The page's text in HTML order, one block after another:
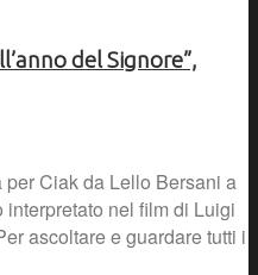
del Signore”,
per Ciak da Lello Bersani a
nel film di Luigi
ascoltare e guardare tutti i